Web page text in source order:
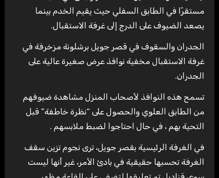
مستقرًا في الطابق السفلي حيث يقيم الخدم بينما
يصعد الضيوف على الدرج إلى غرفة الاستقبال.
الجدران والسقوف في قصر جويل برشلونة مزخرفة في
غرفة الاستقبال مخفية نوافذ عرض صغيرة عالية على
الجدران.
تسمح هذه النوافذ لأصحاب المنزل مشاهدة ضيوفهم
من الطابق العلوي والحصول على “نظرة خاطفة” قبل
التحية بهم ، في حال احتاجوا لضبط ملابسهم .
في الغرفة الرئيسية بقصر جويل، ترى نجوم تزين سقف
الغرفة تحسبها حقيقية في بادئ الأمر، غير أنها ليست